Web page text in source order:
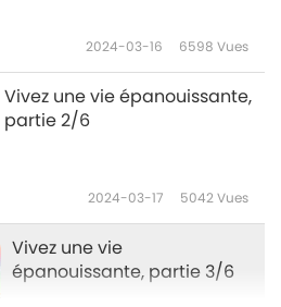
2024-03-16 6598 Vues
Vivez une vie épanouissante,
partie 2/6
2024-03-17 5042Vues
Vivez une vie
épanouissante, partie 3/6